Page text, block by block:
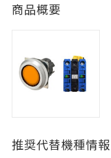
商品概要
推奨代替機種情報